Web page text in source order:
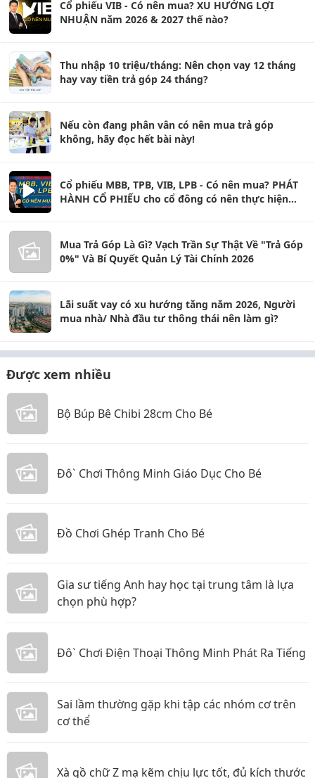
Cổ phiếu VIB - Có nên mua? XU HƯỚNG LỢI
NHUẬN năm 2026 & 2027 thế nào?
Thu nhập 10 triệu/tháng: Nên chọn vay 12 tháng
hay vay tiền trả góp 24 tháng?
Nếu còn đang phân vân có nên mua trả góp
không, hãy đọc hết bài này!
Cổ phiếu MBB, TPB, VIB, LPB - Có nên mua? PHÁT
HÀNH CỔ PHIẾU cho cổ đông có nên thực hiện
Mua Trả Góp Là Gì? Vạch Trần Sự Thật Về "Trả Góp
0%" Và Bí Quyết Quản Lý Tài Chính 2026
Lãi suất vay có xu hướng tăng năm 2026, Người
mua nhà/ Nhà đầu tư thông thái nên làm gì?
Được xem nhiều
Bộ Búp Bê Chibi 28cm Cho Bé
Đô` Chơi Thông Minh Giáo Dục Cho Bé
Đồ Chơi Ghép Tranh Cho Bé
Gia sư tiếng Anh hay học tại trung tâm là lựa
chọn phù hợp?
Đô` Chơi Điện Thoại Thông Minh Phát Ra Tiếng
Sai lầm thường gặp khi tập các nhóm cơ trên
cơ thể
Xà gồ chữ Z mạ kẽm chịu lực tốt, đủ kích thước